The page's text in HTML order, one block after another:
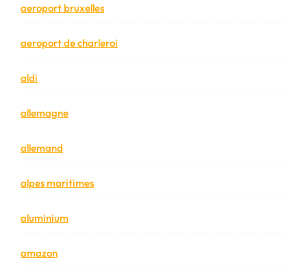
aeroport bruxelles
aeroport de charleroi
aldi
allemagne
allemand
alpes maritimes
aluminium
amazon